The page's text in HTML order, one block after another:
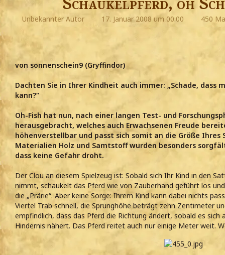
Unbekannter Autor 17. Januar 2008 um 00:00 450
von sonnenschein9 (Gryffindor)
Dachten Sie in Ihrer Kindheit auch immer: „Schade, dass
kann?“
Oh-Fish hat nun, nach einer langen Test- und
herausgebracht, welches auch Erwachsenen Freude
höhenverstellbar und passt sich somit an die Größe Ihres
Materialien Holz und Samtstoff wurden besonders
dass keine Gefahr droht.
Der Clou an diesem Spielzeug ist: Sobald sich Ihr Kind in den
nimmt, schaukelt das Pferd wie von Zauberhand geführt los
die „Prärie“. Aber keine Sorge: Ihrem Kind kann dabei nichts
Viertel Trab schnell, die Sprunghöhe beträgt zehn Zentimeter
empfindlich, dass das Pferd die Richtung ändert, sobald es
Hindernis nähert. Das Pferd reitet auch nur einige Meter weit.